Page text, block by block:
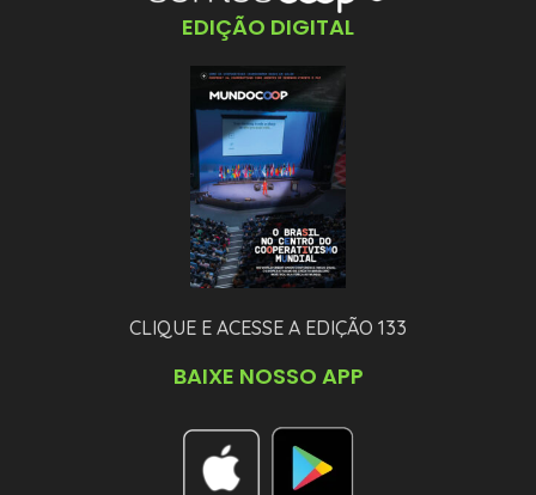
EDIÇÃO DIGITAL
CLIQUE E ACESSE A EDIÇÃO 133
BAIXE NOSSO APP